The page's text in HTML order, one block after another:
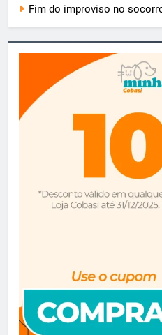
Fim do improviso no